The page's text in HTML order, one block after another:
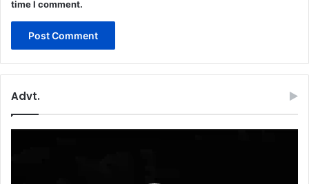
time I comment.
Advt.